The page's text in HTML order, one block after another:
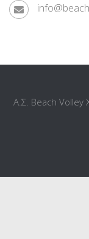
Α.Σ. Beach Volley